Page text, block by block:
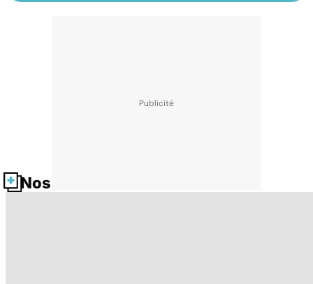
Nos fiches santé